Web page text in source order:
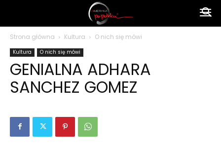
Strona główna Kultura O nich się mówi
Kultura O nich się mówi
GENIALNA ADHARA
SANCHEZ GOMEZ